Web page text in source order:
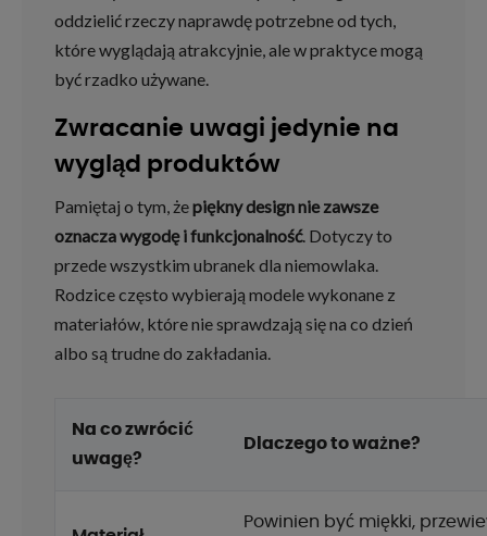
oddzielić rzeczy naprawdę potrzebne od tych,
które wyglądają atrakcyjnie, ale w praktyce mogą
być rzadko używane.
Zwracanie uwagi jedynie na
wygląd produktów
Pamiętaj o tym, żepiękny design nie zawsze
oznacza wygodę i funkcjonalność. Dotyczy to
przede wszystkim ubranek dla niemowlaka.
Rodzice często wybierają modele wykonane z
materiałów, które nie sprawdzają się na co dzień
albo są trudne do zakładania.
Na co zwrócić
uwagę?
Dlaczego to ważne?
Powinien być miękki,